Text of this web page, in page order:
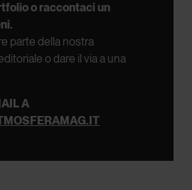
o raccontaci un
parte della nostra
o dare il via a una
A